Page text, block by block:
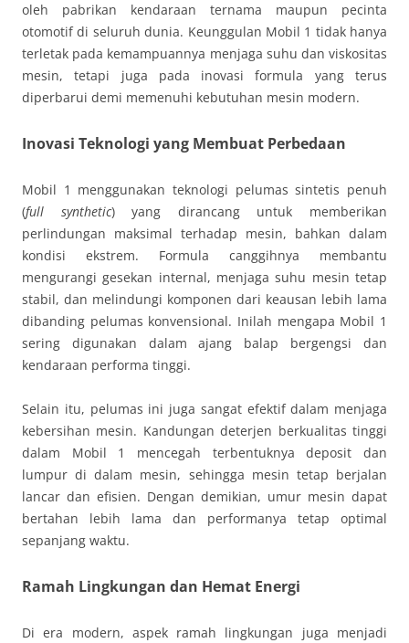
oleh pabrikan kendaraan ternama maupun pecinta
otomotif di seluruh dunia. Keunggulan Mobil 1 tidak hanya
terletak pada kemampuannya menjaga suhu dan viskositas
mesin, tetapi juga pada inovasi formula yang terus
diperbarui demi memenuhi kebutuhan mesin modern.
Inovasi Teknologi yang Membuat Perbedaan
Mobil 1 menggunakan teknologi pelumas sintetis penuh
(full synthetic) yang dirancang untuk memberikan
perlindungan maksimal terhadap mesin, bahkan dalam
kondisi ekstrem. Formula canggihnya membantu
mengurangi gesekan internal, menjaga suhu mesin tetap
stabil, dan melindungi komponen dari keausan lebih lama
dibanding pelumas konvensional. Inilah mengapa Mobil 1
sering digunakan dalam ajang balap bergengsi dan
kendaraan performa tinggi.
Selain itu, pelumas ini juga sangat efektif dalam menjaga
kebersihan mesin. Kandungan deterjen berkualitas tinggi
dalam Mobil 1 mencegah terbentuknya deposit dan
lumpur di dalam mesin, sehingga mesin tetap berjalan
lancar dan efisien. Dengan demikian, umur mesin dapat
bertahan lebih lama dan performanya tetap optimal
sepanjang waktu.
Ramah Lingkungan dan Hemat Energi
Di era modern, aspek ramah lingkungan juga menjadi